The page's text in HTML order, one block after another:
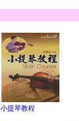
小提琴教程